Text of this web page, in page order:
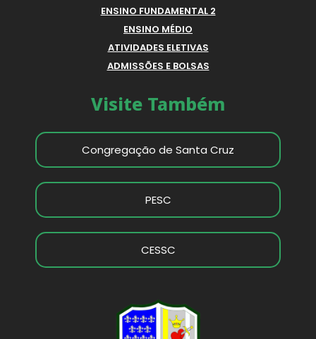
ENSINO FUNDAMENTAL 2
ENSINO MÉDIO
ATIVIDADES ELETIVAS
ADMISSÕES E BOLSAS
Visite Também
Congregação de Santa Cruz
PESC
CESSC